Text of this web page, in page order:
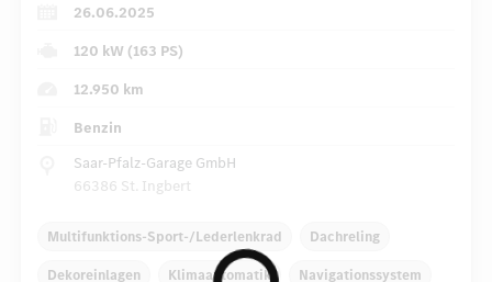
26.06.2025
120 kW (163 PS)
12.950 km
Benzin
Saar-Pfalz-Garage GmbH
66386 St. Ingbert
Multifunktions-Sport-/Lederlenkrad Dachreling
Dekoreinlagen Klimaautomatik Navigationssystem